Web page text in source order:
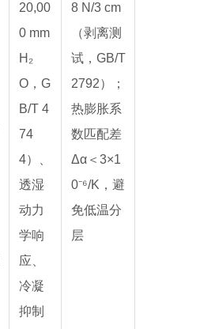
20,00
0 mm
H₂
O，G
B/T 4
74
4）、
透湿
动力
学响
应、
冷凝
抑制
8 N/3 cm
（剥离测
试，GB/T
2792）；
热膨胀系
数匹配差
Δα＜3×1
0⁻⁶/K，避
免低温分
层